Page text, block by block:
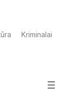
Kriminalai